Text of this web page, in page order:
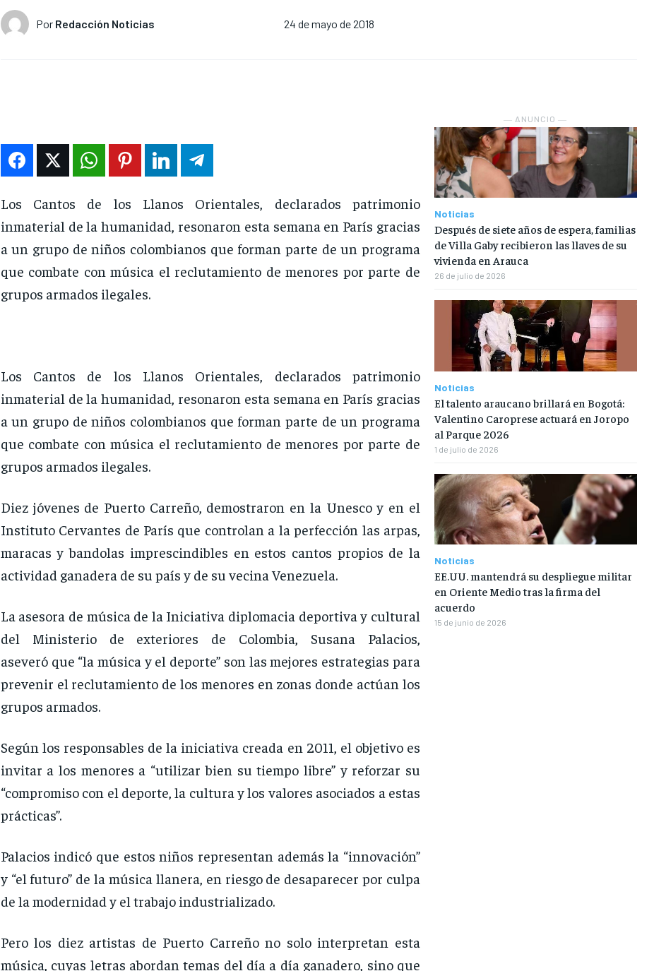
Por Redacción Noticias 24 de mayo de 2018
Los Cantos de los Llanos Orientales, declarados patrimonio
inmaterial de la humanidad, resonaron esta semana en París gracias
a un grupo de niños colombianos que forman parte de un programa
que combate con música el reclutamiento de menores por parte de
grupos armados ilegales.
Los Cantos de los Llanos Orientales, declarados patrimonio
inmaterial de la humanidad, resonaron esta semana en París gracias
a un grupo de niños colombianos que forman parte de un programa
que combate con música el reclutamiento de menores por parte de
grupos armados ilegales.
Diez jóvenes de Puerto Carreño, demostraron en la Unesco y en el
Instituto Cervantes de París que controlan a la perfección las arpas,
maracas y bandolas imprescindibles en estos cantos propios de la
actividad ganadera de su país y de su vecina Venezuela.
La asesora de música de la Iniciativa diplomacia deportiva y cultural
del Ministerio de exteriores de Colombia, Susana Palacios,
aseveró que “la música y el deporte” son las mejores estrategias para
prevenir el reclutamiento de los menores en zonas donde actúan los
grupos armados.
Según los responsables de la iniciativa creada en 2011, el objetivo es
invitar a los menores a “utilizar bien su tiempo libre” y reforzar su
“compromiso con el deporte, la cultura y los valores asociados a estas
prácticas”.
Palacios indicó que estos niños representan además la “innovación”
y “el futuro” de la música llanera, en riesgo de desaparecer por culpa
de la modernidad y el trabajo industrializado.
Pero los diez artistas de Puerto Carreño no solo interpretan esta
música, cuyas letras abordan temas del día a día ganadero, sino que
― ANUNCIO ―
Noticias
Después de siete años de espera, familias
de Villa Gaby recibieron las llaves de su
vivienda en Arauca
26 de julio de 2026
Noticias
El talento araucano brillará en Bogotá:
Valentino Caroprese actuará en Joropo
al Parque 2026
1 de julio de 2026
Noticias
EE.UU. mantendrá su despliegue militar
en Oriente Medio tras la firma del
acuerdo
15 de junio de 2026